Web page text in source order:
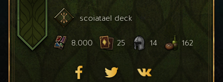
scoiatael deck
8.000 25 14 162